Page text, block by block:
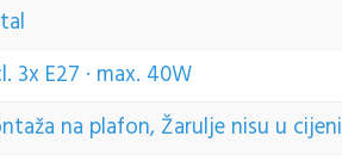
3x E27 · max. 40W
na plafon, Žarulje nisu u cijeni